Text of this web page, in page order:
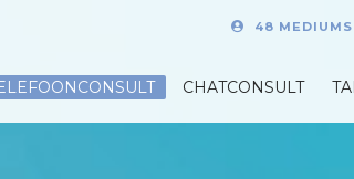
48
CHATCONSULT